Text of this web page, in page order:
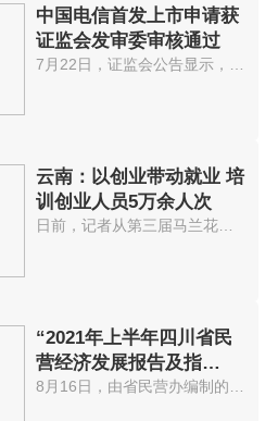
中国电信首发上市申请获
证监会发审委审核通过
云南：以创业带动就业 培
训创业人员5万余人次
日前，记者从第三届马兰花全国创...
“2021年上半年四川省民
营经济发展报告及指
数”出炉